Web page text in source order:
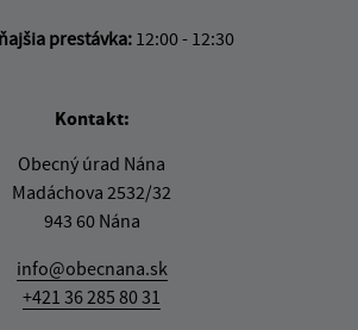
prestávka: 12:00 - 12:30
Kontakt:
Obecný úrad Nána
Madáchova 2532/32
943 60 Nána
info@obecnana.sk
+421 36 285 80 31